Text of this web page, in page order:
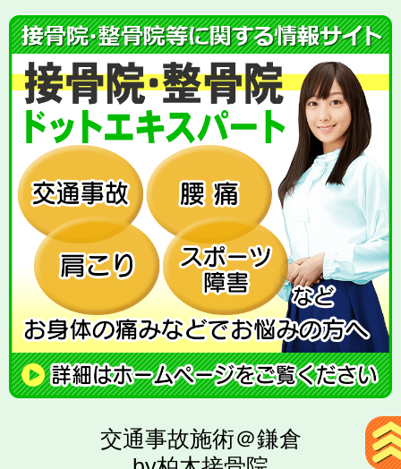
交通事故施術＠鎌倉